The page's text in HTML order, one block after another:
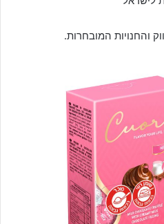
והחנויות המובחרות.